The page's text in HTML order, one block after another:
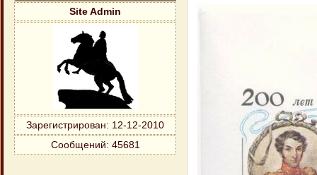
Site Admin
Зарегистрирован: 12-12-2010
Сообщений: 45681